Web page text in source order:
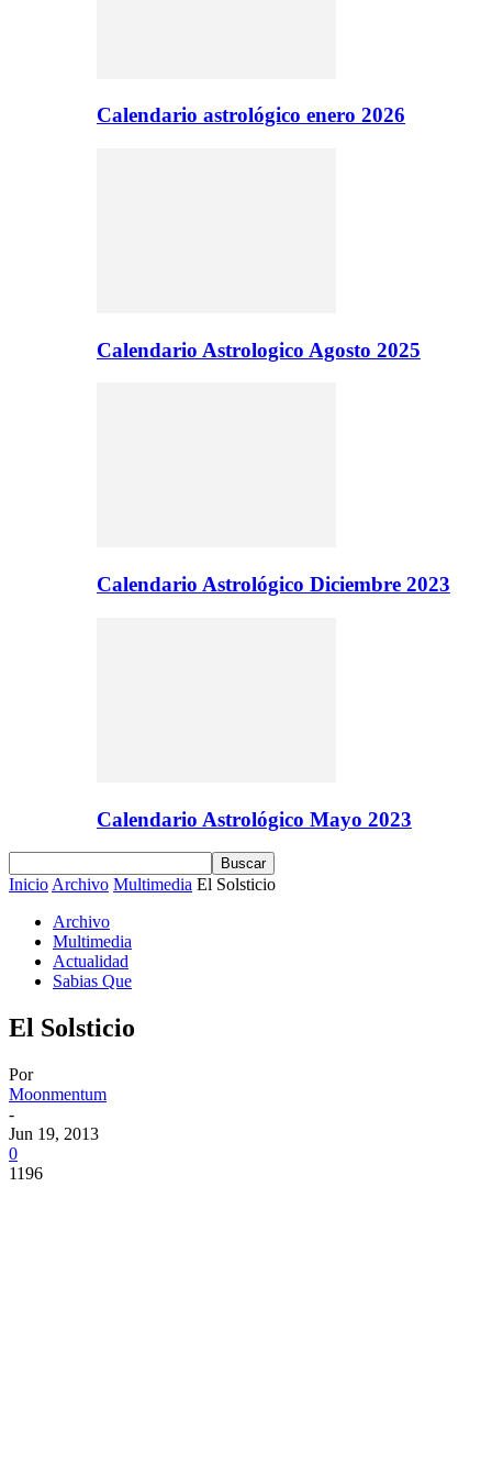
Calendario astrológico enero 2026
Calendario Astrologico Agosto 2025
Calendario Astrológico Diciembre 2023
Calendario Astrológico Mayo 2023
Inicio Archivo Multimedia El Solsticio
Archivo
Multimedia
Actualidad
Sabias Que
El Solsticio
Por
Moonmentum
-
Jun 19, 2013
0
1196